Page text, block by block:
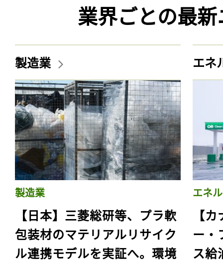
業界ごとの最
製造業
製造業
【日本】三菱総研等、プラ軟
包装材のマテリアルリサイク
ル連携モデルを実証へ。環境
エネ
エネ
【
ー・
ス給